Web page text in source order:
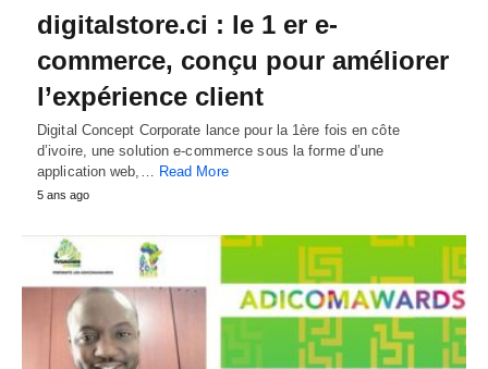
digitalstore.ci : le 1 er e-
commerce, conçu pour améliorer
l’expérience client
Digital Concept Corporate lance pour la 1ère fois en côte
d’ivoire, une solution e-commerce sous la forme d’une
application web,… Read More
5 ans ago